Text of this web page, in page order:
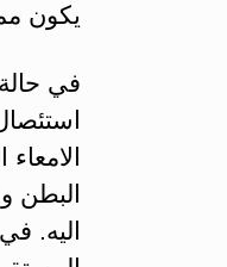
يكون
في
البطن
اليه.